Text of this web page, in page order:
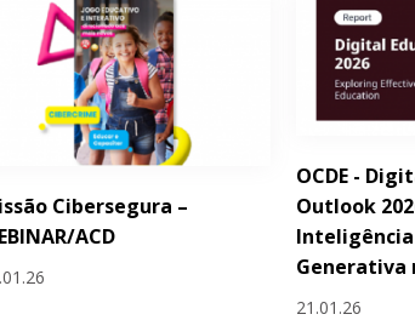
Cibersegura –
ACD
OCDE -
Outlook
Generativa
21.01.26